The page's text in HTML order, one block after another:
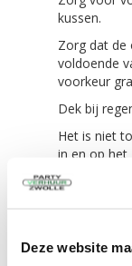
Deze website
kussen.
Zorg dat de
voldoende
voorkeur
Dek bij
Het is niet
in en op
Op
bommetjes
komen met